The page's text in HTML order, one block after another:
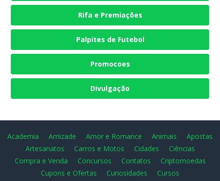
Rifa e Premiações
Palpites de Futebol
Promocoes
Divulgação
Academia Amizade Amor e Romance Animais
Apostas
Artesanatos
Carros e Motos Cidades
Ciências
Compra e Venda
Concursos Contatos
Criptomoedas
Cupons e Ofertas
Curiosidades
Cursos